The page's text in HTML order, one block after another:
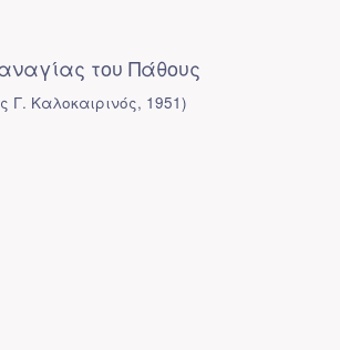
του Πάθους
Γ. Καλοκαιρινός, 1951)